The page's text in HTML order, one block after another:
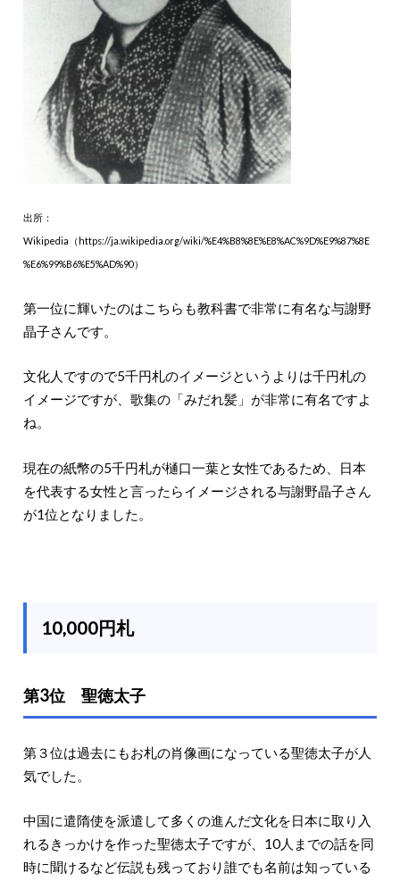
出所：
Wikipedia（https://ja.wikipedia.org/wiki/%E4%B8%8E%E8%AC%9D%E9%87%8E
%E6%99%B6%E5%AD%90）
第一位に輝いたのはこちらも教科書で非常に有名な与謝野
晶子さんです。
文化人ですので5千円札のイメージというよりは千円札の
イメージですが、歌集の「みだれ髪」が非常に有名ですよ
ね。
現在の紙幣の5千円札が樋口一葉と女性であるため、日本
を代表する女性と言ったらイメージされる与謝野晶子さん
が1位となりました。
10,000円札
第3位 聖徳太子
第３位は過去にもお札の肖像画になっている聖徳太子が人
気でした。
中国に遣隋使を派遣して多くの進んだ文化を日本に取り入
れるきっかけを作った聖徳太子ですが、10人までの話を同
時に聞けるなど伝説も残っており誰でも名前は知っている